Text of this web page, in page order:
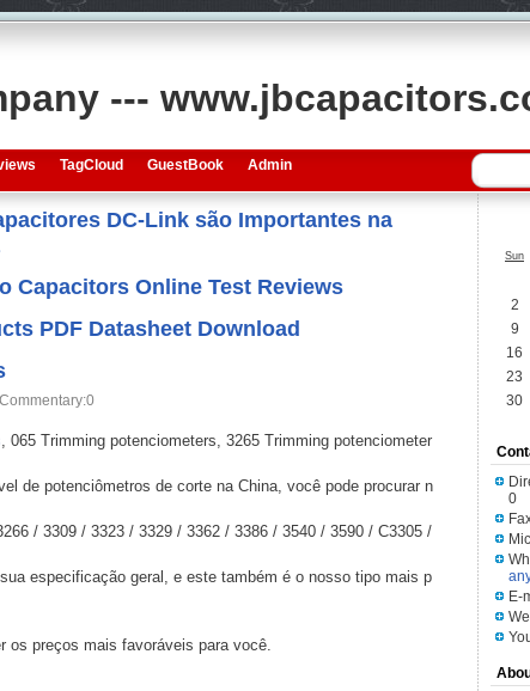
---
TagCloud GuestBook Admin
DC-Link são Importantes na
Capacitors Online Test Reviews
PDF Datasheet Download
Commentary:0
, 065 Trimming potenciometers, 3265 Trimming potenciometer
de potenciômetros de corte na China, você pode procurar n
/ 3309 / 3323 / 3329 / 3362 / 3386 / 3540 / 3590 / C3305 /
especificação geral, e este também é o nosso tipo mais p
os preços mais favoráveis para você.
Sun
2
9
16
23
30
0
E-